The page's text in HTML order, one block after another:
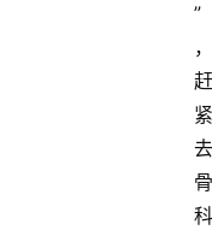
”
，
赶
紧
去
骨
科